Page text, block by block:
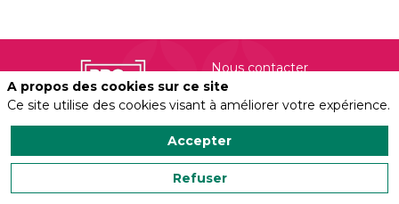
Salonvert organisé
par
Nous contacter
Politique de confidentialité
A propos des cookies sur ce site
Ce site utilise des cookies visant à améliorer votre expérience.
Accepter
Refuser